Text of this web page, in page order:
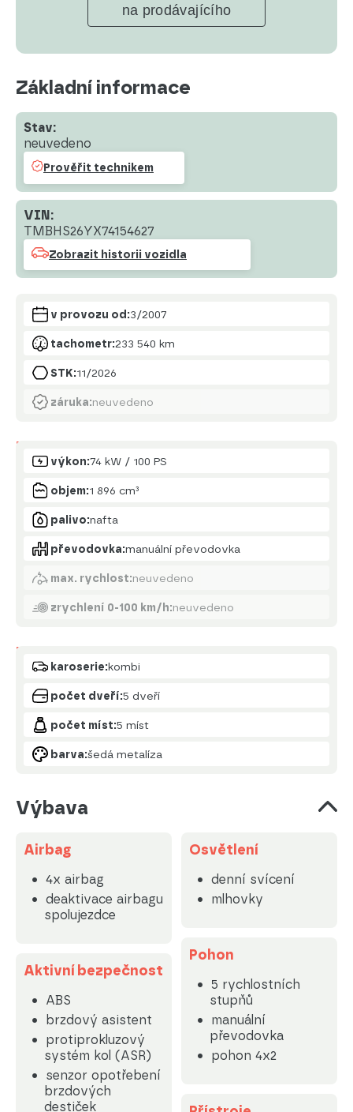
na prodávajícího
Základní informace
Stav:
neuvedeno
Prověřit technikem
VIN:
TMBHS26YX74154627
Zobrazit historii vozidla
v provozu od:3/2007
tachometr:233 540 km
STK:11/2026
záruka:neuvedeno
Motor
výkon:74 kW / 100 PS
objem:1 896 cm³
palivo:nafta
převodovka:manuální převodovka
max. rychlost:neuvedeno
zrychlení 0-100 km/h:neuvedeno
Karoserie
karoserie:kombi
počet dveří:5 dveří
počet míst:5 míst
barva:šedá metalíza
Výbava
Airbag
4x airbag
deaktivace airbagu
spolujezdce
Aktivní bezpečnost
ABS
brzdový asistent
protiprokluzový
systém kol (ASR)
senzor opotřebení
brzdových
destiček
Osvětlení
denní svícení
mlhovky
Pohon
5 rychlostních
stupňů
manuální
převodovka
pohon 4x2